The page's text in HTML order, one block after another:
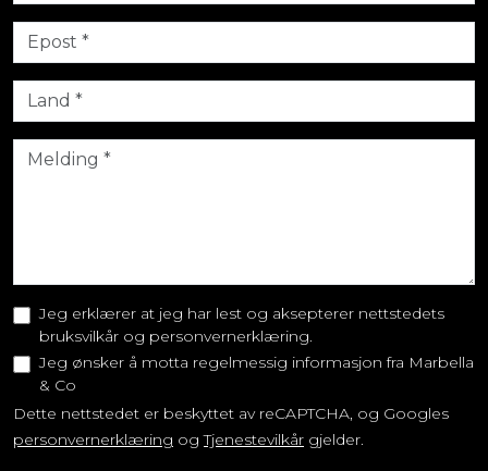
Jeg erklærer at jeg har lest og aksepterer nettstedets
bruksvilkår og personvernerklæring.
Jeg ønsker å motta regelmessig informasjon fra Marbella
& Co
Dette nettstedet er beskyttet av reCAPTCHA, og Googles
personvernerklæring ogTjenestevilkår gjelder.